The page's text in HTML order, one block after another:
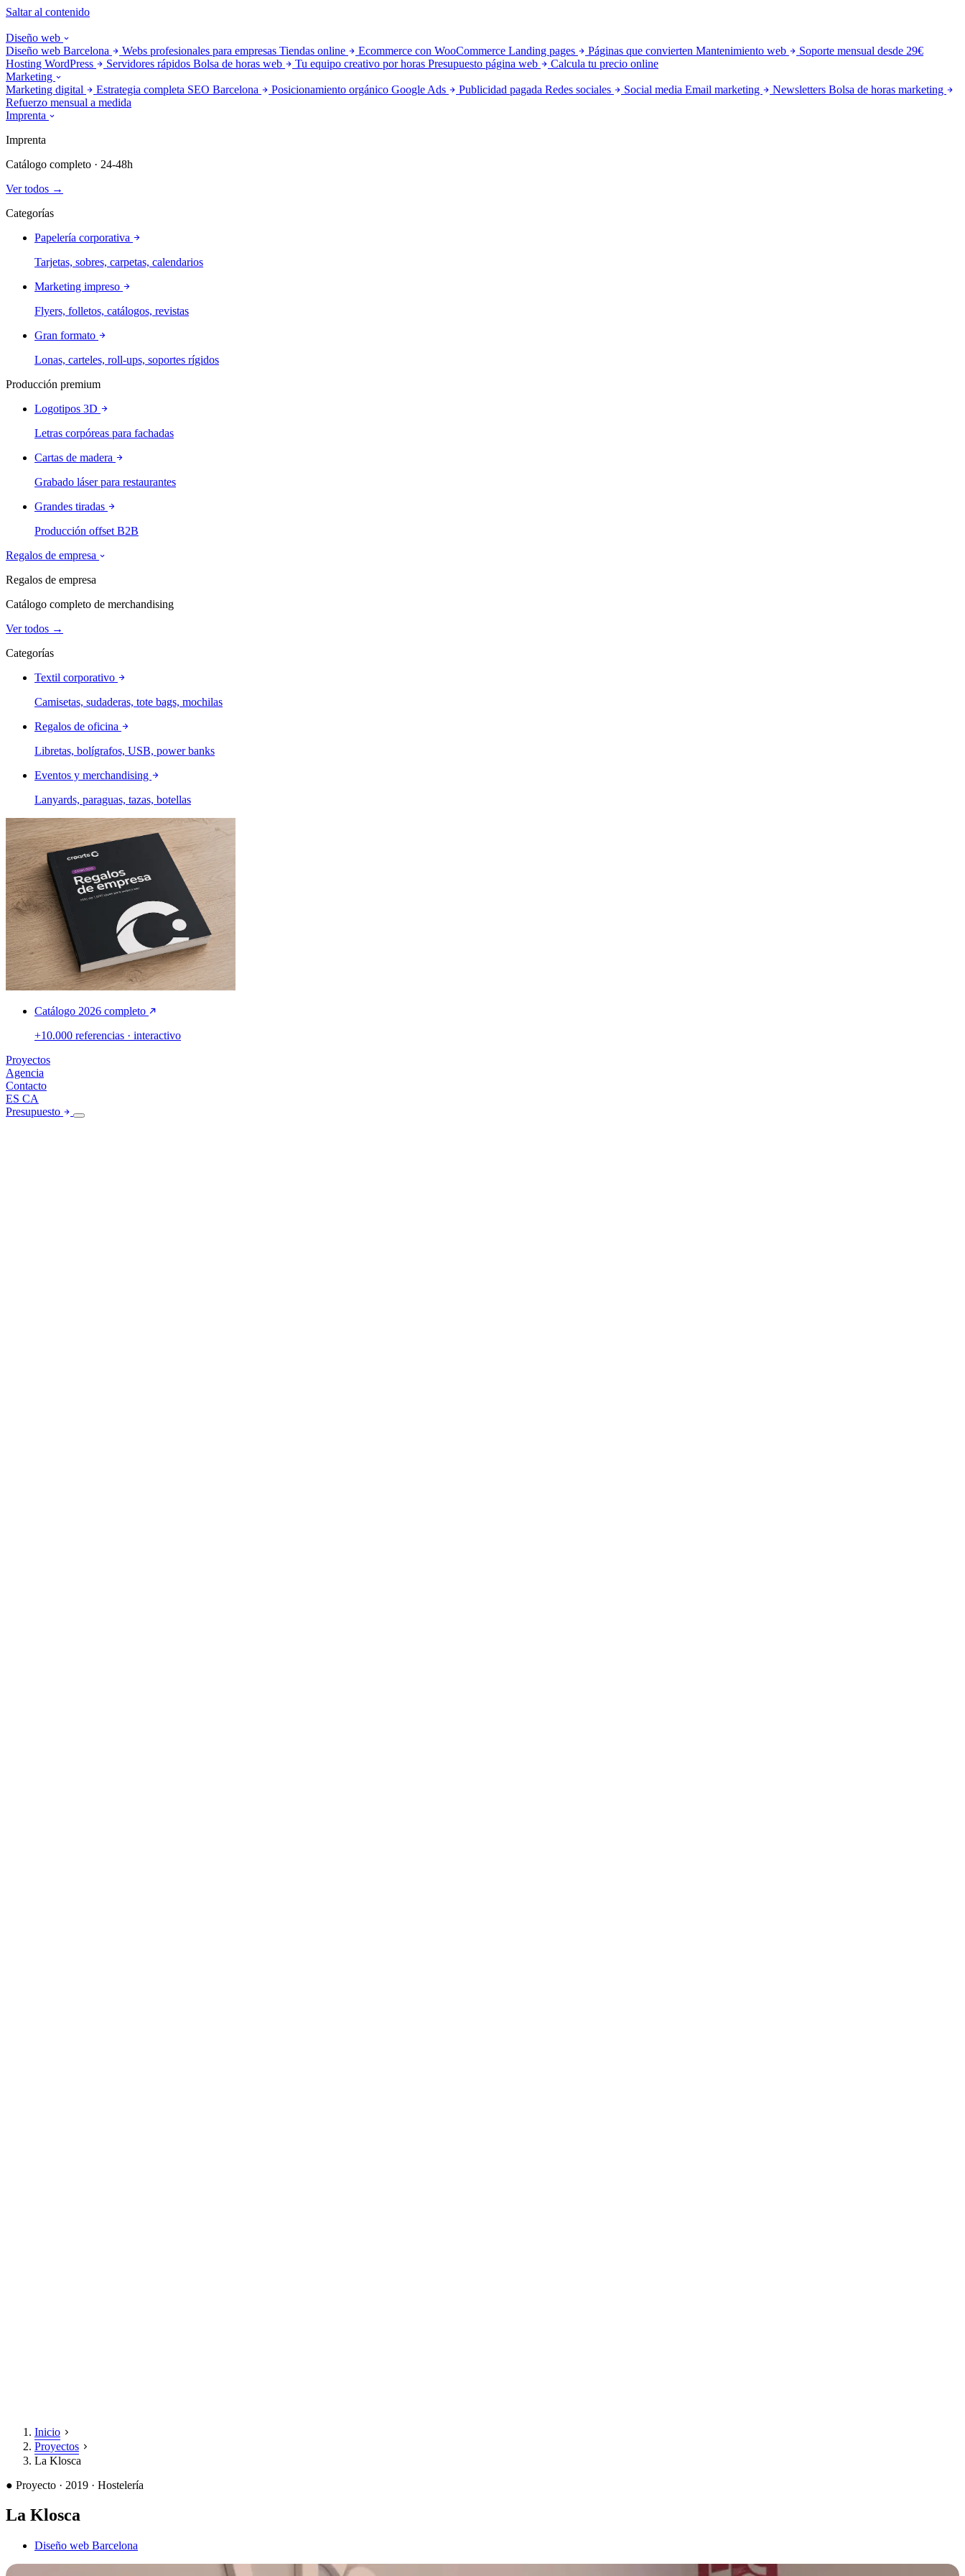
Saltar al contenido
Diseño web
Diseño web Barcelona
Webs profesionales para empresas Tiendas online Ecommerce con WooCommerce Landing pages Páginas que convierten Mantenimiento web
Soporte mensual desde 29€
Hosting WordPress
Servidores rápidos Bolsa de horas web Tu equipo creativo por horas Presupuesto página web
Calcula tu precio online
Marketing
Marketing digital
Estrategia completa SEO Barcelona Posicionamiento orgánico Google Ads Publicidad pagada Redes sociales Social media Email marketing Newsletters Bolsa de horas marketing
Refuerzo mensual a medida
Imprenta
Imprenta
Catálogo completo · 24-48h
Ver todos →
Categorías
Papelería corporativa
Tarjetas, sobres, carpetas, calendarios
Marketing impreso
Flyers, folletos, catálogos, revistas
Gran formato
Lonas, carteles, roll-ups, soportes rígidos
Producción premium
Logotipos 3D
Letras corpóreas para fachadas
Cartas de madera
Grabado láser para restaurantes
Grandes tiradas
Producción offset B2B
Regalos de empresa
Regalos de empresa
Catálogo completo de merchandising
Ver todos →
Categorías
Textil corporativo
Camisetas, sudaderas, tote bags, mochilas
Regalos de oficina
Libretas, bolígrafos, USB, power banks
Eventos y merchandising
Lanyards, paraguas, tazas, botellas
Catálogo 2026 completo
+10.000 referencias · interactivo
Proyectos
Agencia
Contacto
ES CA
Presupuesto
Inicio
Proyectos
La Klosca
● Proyecto · 2019 · Hostelería
La Klosca
Diseño web Barcelona